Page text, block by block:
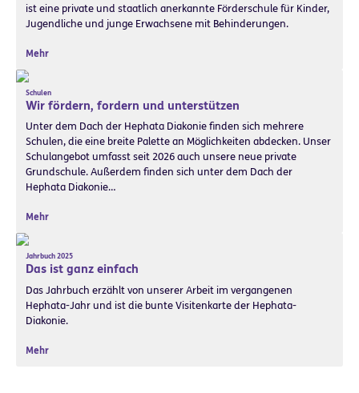
ist eine private und staatlich anerkannte Förderschule für Kinder,
Jugendliche und junge Erwachsene mit Behinderungen.
Mehr
Schulen
Wir fördern, fordern und unterstützen
Unter dem Dach der Hephata Diakonie finden sich mehrere
Schulen, die eine breite Palette an Möglichkeiten abdecken. Unser
Schulangebot umfasst seit 2026 auch unsere neue private
Grundschule. Außerdem finden sich unter dem Dach der
Hephata Diakonie…
Mehr
Jahrbuch 2025
Das ist ganz einfach
Das Jahrbuch erzählt von unserer Arbeit im vergangenen
Hephata-Jahr und ist die bunte Visitenkarte der Hephata-
Diakonie.
Mehr